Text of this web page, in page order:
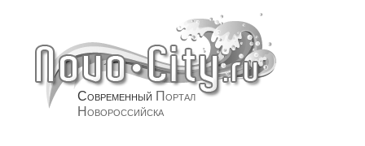
Современный Портал
Новороссийска